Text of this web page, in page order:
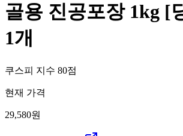
골용 진공포장 1kg [
1개
쿠스피 지수 80점
현재 가격
29,580원